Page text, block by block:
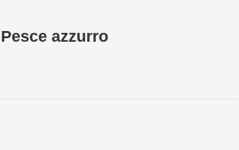
Pesce azzurro